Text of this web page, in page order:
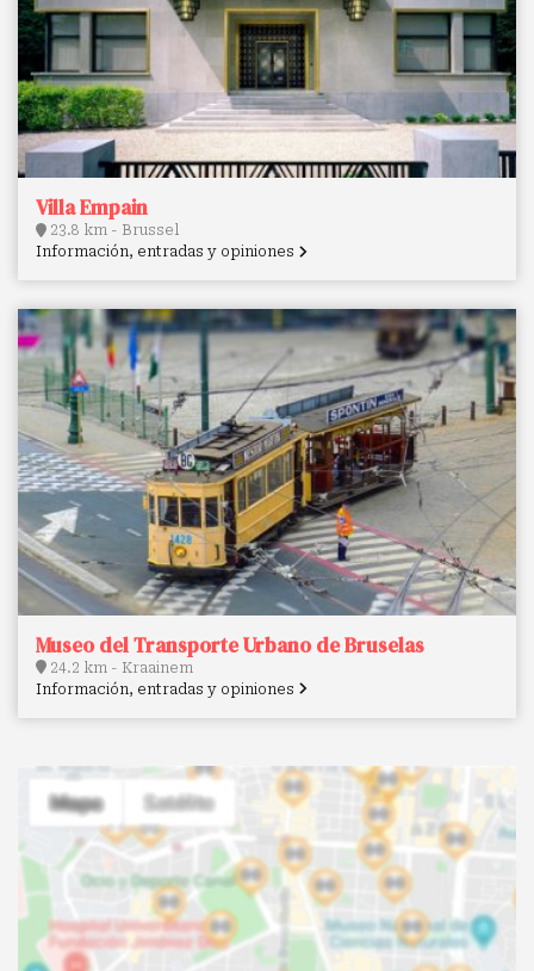
Villa Empain
23.8 km - Brussel
Información, entradas y opiniones
Museo del Transporte Urbano de Bruselas
24.2 km - Kraainem
Información, entradas y opiniones